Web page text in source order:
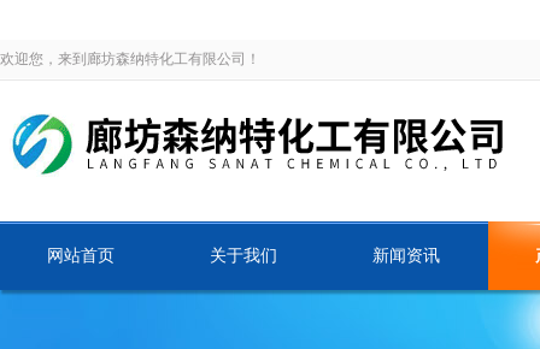
欢迎您，来到廊坊森纳特化工有限公司！
网站首页 关于我们 新闻资讯